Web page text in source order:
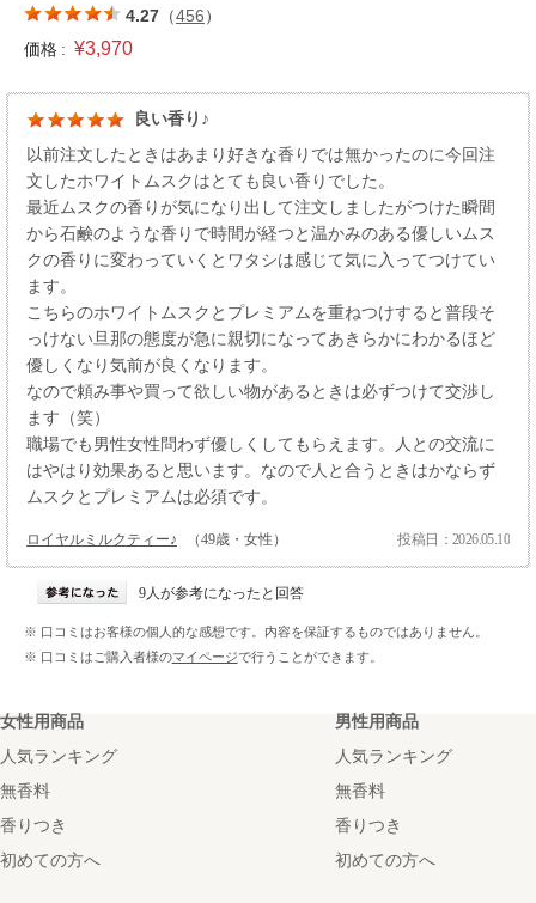
4.27 （456）
価格 : ¥3,970
良い香り♪
以前注文したときはあまり好きな香りでは無かったのに今回注
文したホワイトムスクはとても良い香りでした。
最近ムスクの香りが気になり出して注文しましたがつけた瞬間
から石鹸のような香りで時間が経つと温かみのある優しいムス
クの香りに変わっていくとワタシは感じて気に入ってつけてい
ます。
こちらのホワイトムスクとプレミアムを重ねつけすると普段そ
っけない旦那の態度が急に親切になってあきらかにわかるほど
優しくなり気前が良くなります。
なので頼み事や買って欲しい物があるときは必ずつけて交渉し
ます（笑）
職場でも男性女性問わず優しくしてもらえます。人との交流に
はやはり効果あると思います。なので人と合うときはかならず
ムスクとプレミアムは必須です。
ロイヤルミルクティー♪ （49歳・女性） 投稿日：2026.05.10
9人が参考になったと回答
※ 口コミはお客様の個人的な感想です。内容を保証するものではありません。
※ 口コミはご購入者様のマイページで行うことができます。
女性用商品
人気ランキング
無香料
香りつき
初めての方へ
男性用商品
人気ランキング
無香料
香りつき
初めての方へ